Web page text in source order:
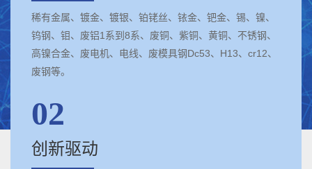
稀有金属、镀金、镀银、铂铑丝、铱金、钯金、锡、镍、
钨钢、钼、废铝1系到8系、废铜、紫铜、黄铜、不锈钢、
高镍合金、废电机、电线、废模具钢Dc53、H13、cr12、
废钢等。
02
创新驱动